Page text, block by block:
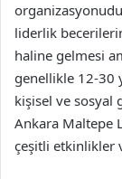
liderlik
haline gelmesi
genellikle 12-30
kişisel ve sosyal
Ankara Maltepe
çeşitli etkinlikler